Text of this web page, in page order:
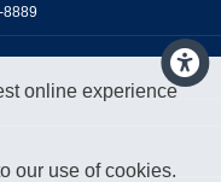
8889
online experience
our use of cookies.